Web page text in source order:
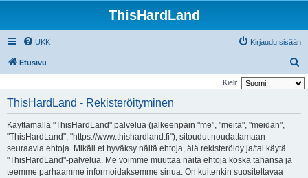
ThisHardLand
UKK Kirjaudu sisään
Etusivu
t
Kieli:
ThisHardLand - Rekisteröityminen
Käyttämällä "ThisHardLand" palvelua (jälkeenpäin "me", "meitä", "meidän",
"ThisHardLand", "https://www.thishardland.fi"), sitoudut noudattamaan
seuraavia ehtoja. Mikäli et hyväksy näitä ehtoja, älä rekisteröidy ja/tai käytä
"ThisHardLand"-palvelua. Me voimme muuttaa näitä ehtoja koska tahansa ja
teemme parhaamme informoidaksemme sinua. On kuitenkin suositeltavaa